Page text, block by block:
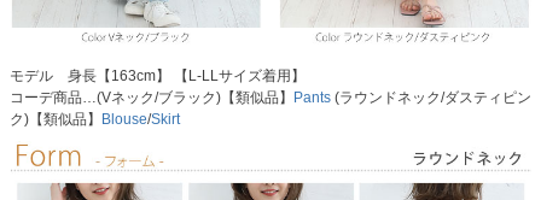
モデル 身長【163cm】 【L-LLサイズ着用】
コーデ商品…(Vネック/ブラック)【類似品】 Pants (ラウンドネック/ダスティピン
ク)【類似品】 Blouse/Skirt